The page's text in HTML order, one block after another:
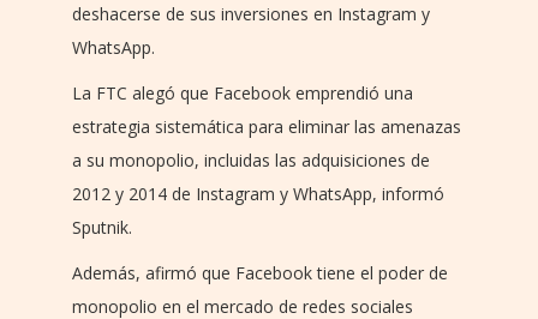
deshacerse de sus inversiones en Instagram y
WhatsApp.
La FTC alegó que Facebook emprendió una
estrategia sistemática para eliminar las amenazas
a su monopolio, incluidas las adquisiciones de
2012 y 2014 de Instagram y WhatsApp, informó
Sputnik.
Además, afirmó que Facebook tiene el poder de
monopolio en el mercado de redes sociales